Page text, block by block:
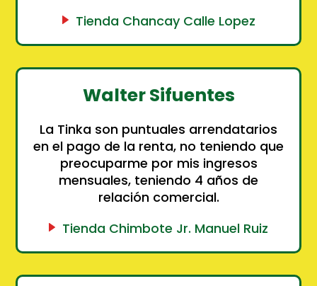
Tienda Chancay Calle Lopez
Walter Sifuentes
La Tinka son puntuales arrendatarios
en el pago de la renta, no teniendo que
preocuparme por mis ingresos
mensuales, teniendo 4 años de
relación comercial.
Tienda Chimbote Jr. Manuel Ruiz